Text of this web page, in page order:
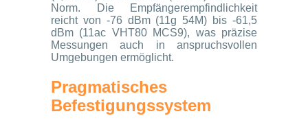
Norm. Die Empfängerempfindlichkeit
reicht von -76 dBm (11g 54M) bis -61,5
dBm (11ac VHT80 MCS9), was präzise
Messungen auch in anspruchsvollen
Umgebungen ermöglicht.
Pragmatisches
Befestigungssystem